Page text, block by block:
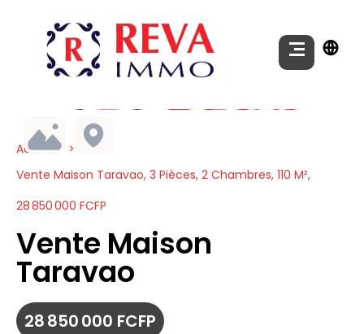
Accueil
Vente Maison Taravao, 3 Pièces, 2 Chambres, 110 M²,
28 850 000 FCFP
Vente Maison
Taravao
28 850 000 FCFP